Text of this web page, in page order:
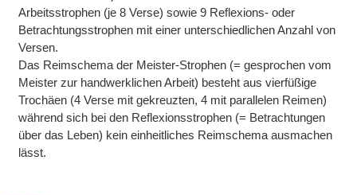
Arbeitsstrophen (je 8 Verse) sowie 9 Reflexions- oder
Betrachtungsstrophen mit einer unterschiedlichen Anzahl von
Versen.
Das Reimschema der Meister-Strophen (= gesprochen vom
Meister zur handwerklichen Arbeit) besteht aus vierfüßige
Trochäen (4 Verse mit gekreuzten, 4 mit parallelen Reimen)
während sich bei den Reflexionsstrophen (= Betrachtungen
über das Leben) kein einheitliches Reimschema ausmachen
lässt.